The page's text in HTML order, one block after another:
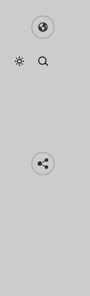
Tryb dzienny
Darkmode